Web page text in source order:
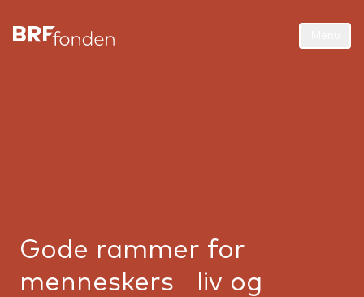
Gode rammer for
menneskers liv og